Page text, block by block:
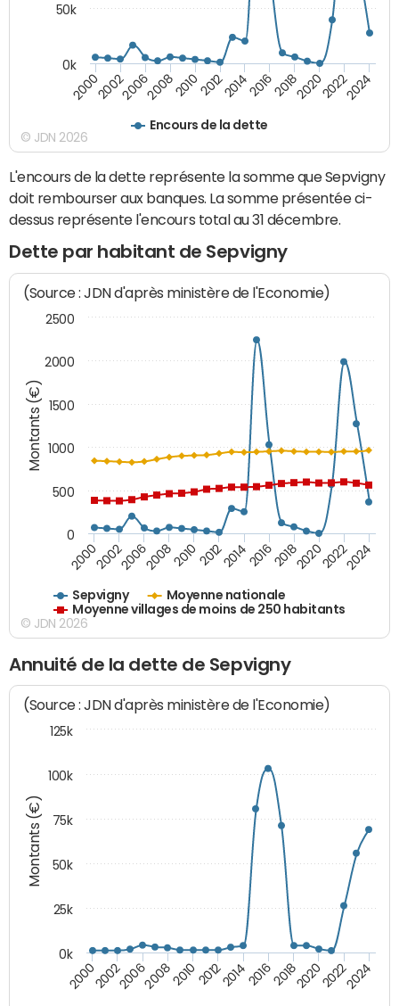
Encours de la dette
200020022006200820102012201420162018202020222024
0k
50k
© JDN 2026
L'encours de la dette représente la somme que Sepvigny
doit rembourser aux banques. La somme présentée ci-
dessus représente l'encours total au 31 décembre.
Dette par habitant de Sepvigny
Montants (€)
(Source : JDN d'après ministère de l'Economie)
Sepvigny
Moyenne nationale
Moyenne villages de moins de 250 habitants
200020022006200820102012201420162018202020222024
0
500
1000
1500
2000
2500
© JDN 2026
Annuité de la dette de Sepvigny
Montants (€)
(Source : JDN d'après ministère de l'Economie)
200020022006200820102012201420162018202020222024
0k
25k
50k
75k
100k
125k